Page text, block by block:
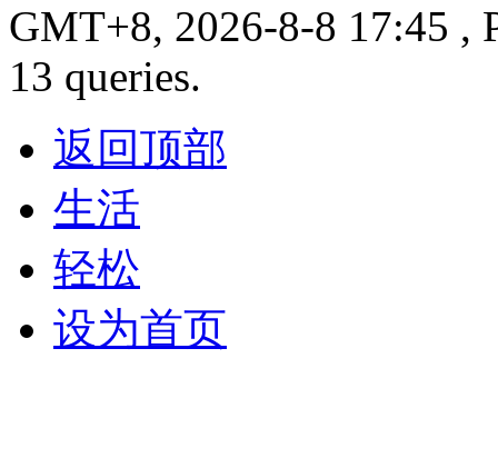
GMT+8, 2026-8-8 17:45 ,
13 queries.
返回顶部
生活
轻松
设为首页